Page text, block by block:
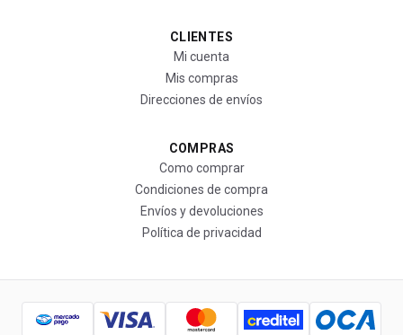
CLIENTES
Mi cuenta
Mis compras
Direcciones de envíos
COMPRAS
Como comprar
Condiciones de compra
Envíos y devoluciones
Política de privacidad